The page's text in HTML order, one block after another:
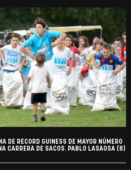
DE RECORD GUINESS DE MAYOR NÚMERO
CARRERA DE SACOS. PABLO LASAOSA (8)